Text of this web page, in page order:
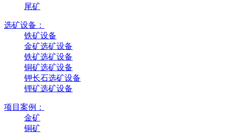
尾矿
选矿设备：
铁矿设备
金矿选矿设备
铁矿选矿设备
铜矿选矿设备
钾长石选矿设备
锂矿选矿设备
项目案例：
金矿
铜矿